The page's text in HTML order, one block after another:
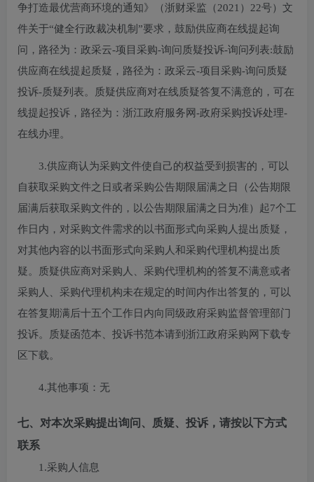
争打造最优营商环境的通知》（浙财采监（2021）22号）文
件关于“健全行政裁决机制”要求，鼓励供应商在线提起询
问，路径为：政采云-项目采购-询问质疑投诉-询问列表:鼓励
供应商在线提起质疑，路径为：政采云-项目采购-询问质疑
投诉-质疑列表。质疑供应商对在线质疑答复不满意的，可在
线提起投诉，路径为：浙江政府服务网-政府采购投诉处理-
在线办理。
3.供应商认为采购文件使自己的权益受到损害的，可以
自获取采购文件之日或者采购公告期限届满之日（公告期限
届满后获取采购文件的，以公告期限届满之日为准）起7个工
作日内，对采购文件需求的以书面形式向采购人提出质疑，
对其他内容的以书面形式向采购人和采购代理机构提出质
疑。质疑供应商对采购人、采购代理机构的答复不满意或者
采购人、采购代理机构未在规定的时间内作出答复的，可以
在答复期满后十五个工作日内向同级政府采购监督管理部门
投诉。质疑函范本、投诉书范本请到浙江政府采购网下载专
区下载。
4.其他事项： 无
七、对本次采购提出询问、质疑、投诉，请按以下方式
联系
1.采购人信息